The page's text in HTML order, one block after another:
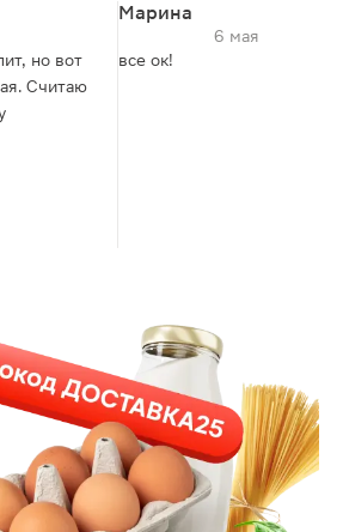
но вот
Считаю
Марина
6 мая
все ок!